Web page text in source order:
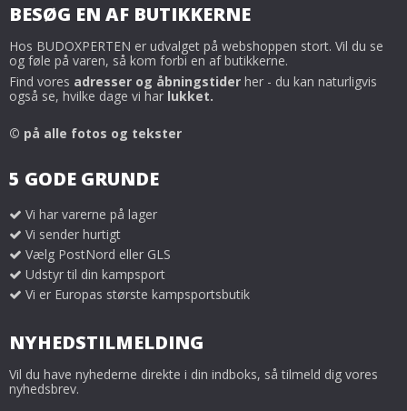
BESØG EN AF BUTIKKERNE
Hos BUDOXPERTEN er udvalget på webshoppen stort. Vil du se
og føle på varen, så kom forbi en af butikkerne.
Find vores adresser og åbningstider her - du kan naturligvis
også se, hvilke dage vi har lukket.
© på alle fotos og tekster
5 GODE GRUNDE
Vi har varerne på lager
Vi sender hurtigt
Vælg PostNord eller GLS
Udstyr til din kampsport
Vi er Europas største kampsportsbutik
NYHEDSTILMELDING
Vil du have nyhederne direkte i din indboks, så tilmeld dig vores
nyhedsbrev.